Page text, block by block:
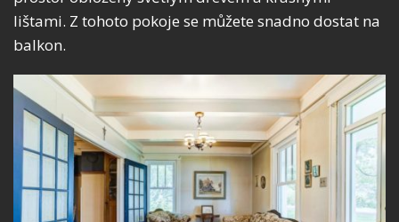
lištami. Z tohoto pokoje se můžete snadno dostat na
balkon.